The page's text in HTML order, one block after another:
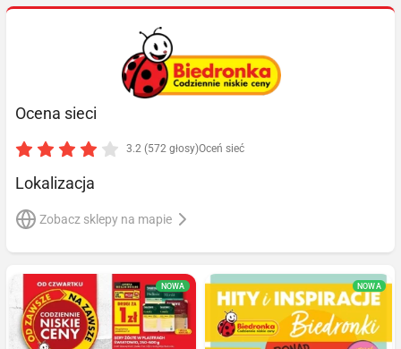
Ocena sieci
3.2 (572 głosy)Oceń sieć
Lokalizacja
Zobacz sklepy na mapie
NOWA NOWA